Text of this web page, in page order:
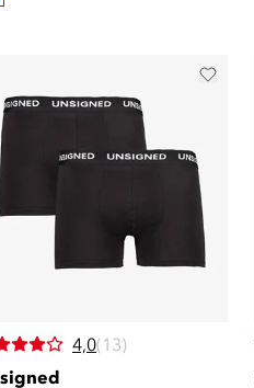
4,0(13)